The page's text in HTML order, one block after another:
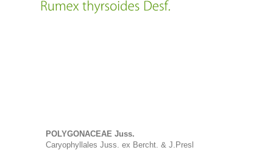
POLYGONACEAE Juss.
Caryophyllales Juss. ex Bercht. & J.Presl